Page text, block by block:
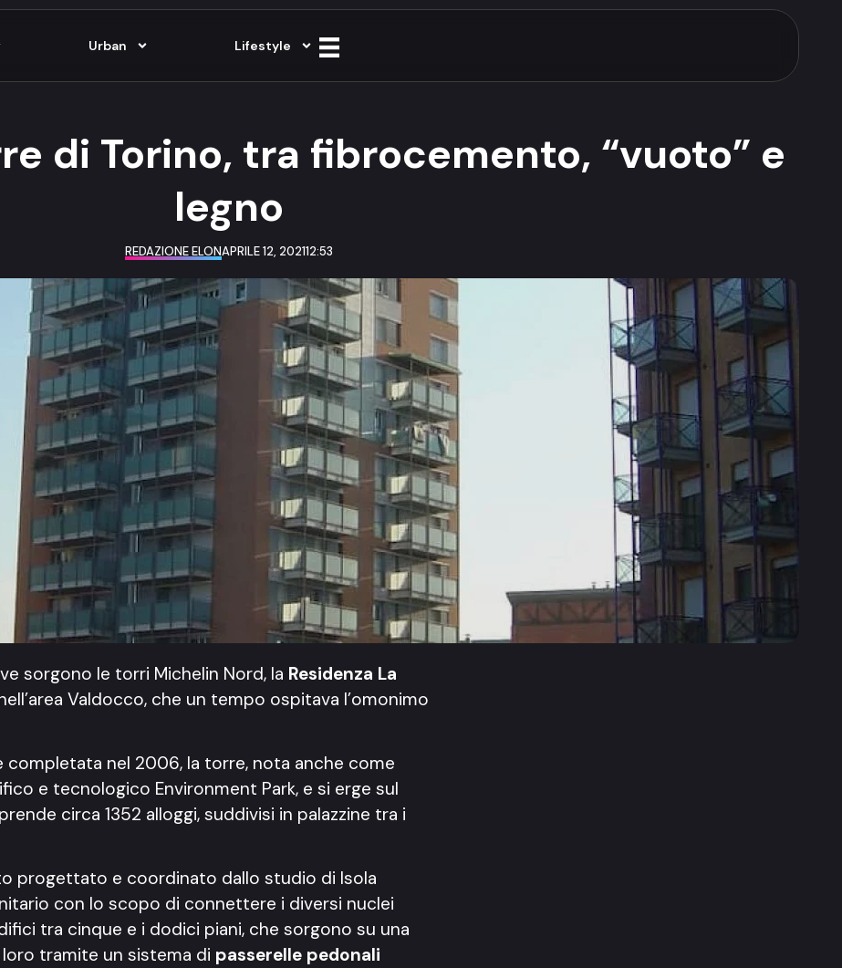
Urban Lifestyle
di Torino, tra fibrocemento, “vuoto” e
legno
REDAZIONE ELONAPRILE 12, 202112:53
sorgono le torri Michelin Nord, la Residenza La
Valdocco, che un tempo ospitava l’omonimo
completata nel 2006, la torre, nota anche come
e tecnologico Environment Park, e si erge sul
circa 1352 alloggi, suddivisi in palazzine tra i
progettato e coordinato dallo studio di Isola
con lo scopo di connettere i diversi nuclei
tra cinque e i dodici piani, che sorgono su una
tramite un sistema di passerelle pedonali